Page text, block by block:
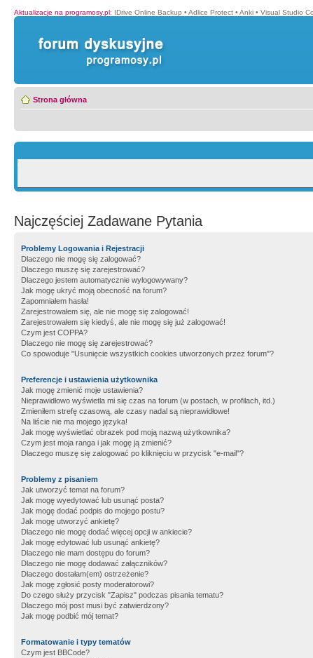
Aktualizacje na programosy.pl: IDrive Online Backup • Adlice Protect • Anki • Visual Studio
Strona główna
Najczęściej Zadawane Pytania
Problemy Logowania i Rejestracji
Dlaczego nie mogę się zalogować?
Dlaczego muszę się zarejestrować?
Dlaczego jestem automatycznie wylogowywany?
Jak mogę ukryć moją obecność na forum?
Zapomniałem hasła!
Zarejestrowałem się, ale nie mogę się zalogować!
Zarejestrowałem się kiedyś, ale nie mogę się już zalogować!
Czym jest COPPA?
Dlaczego nie mogę się zarejestrować?
Co spowoduje "Usunięcie wszystkich cookies utworzonych przez forum"?
Preferencje i ustawienia użytkownika
Jak mogę zmienić moje ustawienia?
Nieprawidłowo wyświetla mi się czas na forum (w postach, w profilach, itd.)
Zmieniłem strefę czasową, ale czasy nadal są nieprawidłowe!
Na liście nie ma mojego języka!
Jak mogę wyświetlać obrazek pod moją nazwą użytkownika?
Czym jest moja ranga i jak mogę ją zmienić?
Dlaczego muszę się zalogować po kliknięciu w przycisk "e-mail"?
Problemy z pisaniem
Jak utworzyć temat na forum?
Jak mogę wyedytować lub usunąć posta?
Jak mogę dodać podpis do mojego postu?
Jak mogę utworzyć ankietę?
Dlaczego nie mogę dodać więcej opcji w ankiecie?
Jak mogę edytować lub usunąć ankietę?
Dlaczego nie mam dostępu do forum?
Dlaczego nie mogę dodawać załączników?
Dlaczego dostałam(em) ostrzeżenie?
Jak mogę zgłosić posty moderatorowi?
Do czego służy przycisk "Zapisz" podczas pisania tematu?
Dlaczego mój post musi być zatwierdzony?
Jak mogę podbić mój temat?
Formatowanie i typy tematów
Czym jest BBCode?